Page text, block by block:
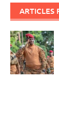
ARTICLES